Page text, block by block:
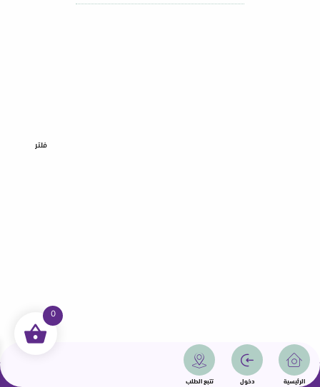
الرئيسية دخول تتبع الطلب
فلتر
جميع الحقوق محفوظة | سمامة 2025 | دولة قطر
0